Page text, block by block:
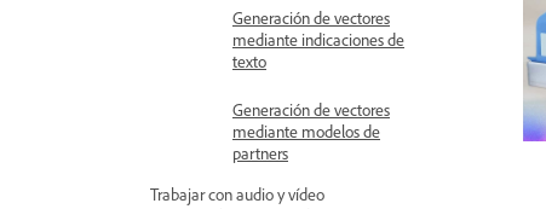
Generación de vectores
mediante indicaciones de
texto
Generación de vectores
mediante modelos de
partners
Trabajar con audio y vídeo